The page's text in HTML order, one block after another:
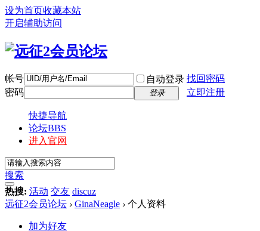
设为首页收藏本站
开启辅助访问
帐号 自动登录 找回密码
密码
登录 立即注册
快捷导航
论坛BBS
进入官网
搜索
热搜: 活动 交友 discuz
远征2会员论坛 › GinaNeagle › 个人资料
加为好友